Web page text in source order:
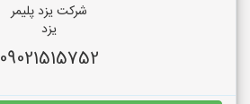
شرکت یزد پلیمر
یزد
09021515752